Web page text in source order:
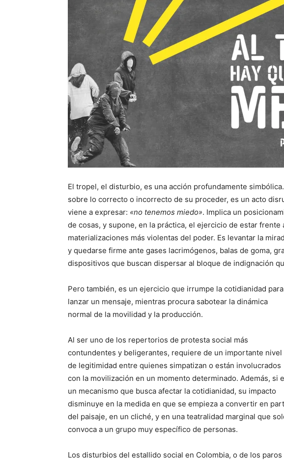
El tropel, el disturbio, es una acción profundamente
sobre lo correcto o incorrecto de su proceder, es un acto
viene a expresar: «no tenemos miedo». Implica un
de cosas, y supone, en la práctica, el ejercicio de estar frente
materializaciones más violentas del poder. Es levantar la
y quedarse firme ante gases lacrimógenos, balas de goma,
dispositivos que buscan dispersar al bloque de indignación
Pero también, es un ejercicio que irrumpe la cotidianidad para
lanzar un mensaje, mientras procura sabotear la dinámica
normal de la movilidad y la producción.
Al ser uno de los repertorios de protesta social más
contundentes y beligerantes, requiere de un importante nivel
de legitimidad entre quienes simpatizan o están involucrados
con la movilización en un momento determinado. Además, si
un mecanismo que busca afectar la cotidianidad, su impacto
disminuye en la medida en que se empieza a convertir en
del paisaje, en un cliché, y en una teatralidad marginal que
convoca a un grupo muy específico de personas.
Los disturbios del estallido social en Colombia, o de los